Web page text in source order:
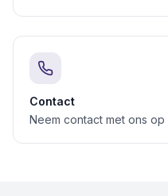
Contact
Neem contact met ons op